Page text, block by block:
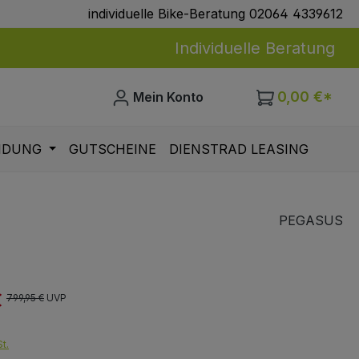
individuelle Bike-Beratung 02064 4339612
Individuelle Beratung
Mein Konto 0,00 €*
GUTSCHEINE DIENSTRAD LEASING
PEGASUS
Regulärer Preis:
799,95 € UVP